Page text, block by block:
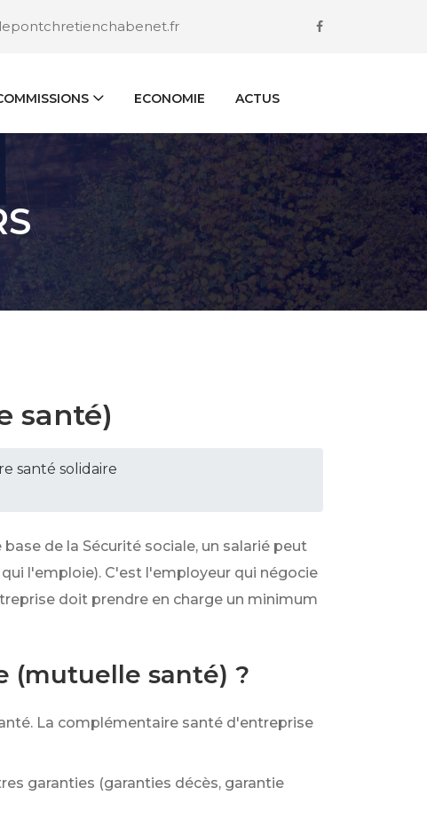
lepontchretienchabenet.fr
ECONOMIE ACTUS
santé)
santé solidaire
de la Sécurité sociale, un salarié peut
l'emploie). C'est l'employeur qui négocie
doit prendre en charge un minimum
(mutuelle santé) ?
La complémentaire santé d'entreprise
garanties (garanties décès, garantie